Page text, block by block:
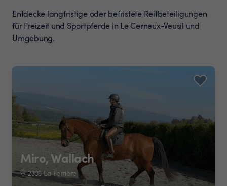
Entdecke langfristige oder befristete Reitbeteiligungen
für Freizeit und Sportpferde in Le Cerneux-Veusil und
Umgebung.
Miro, Wallach
2333 La Ferrière